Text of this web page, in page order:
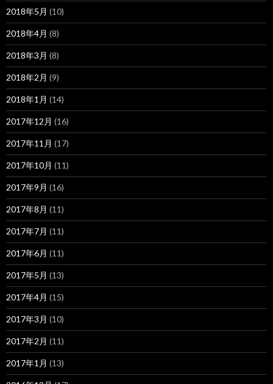
2018年5月 (10)
2018年4月 (8)
2018年3月 (8)
2018年2月 (9)
2018年1月 (14)
2017年12月 (16)
2017年11月 (17)
2017年10月 (11)
2017年9月 (16)
2017年8月 (11)
2017年7月 (11)
2017年6月 (11)
2017年5月 (13)
2017年4月 (15)
2017年3月 (10)
2017年2月 (11)
2017年1月 (13)